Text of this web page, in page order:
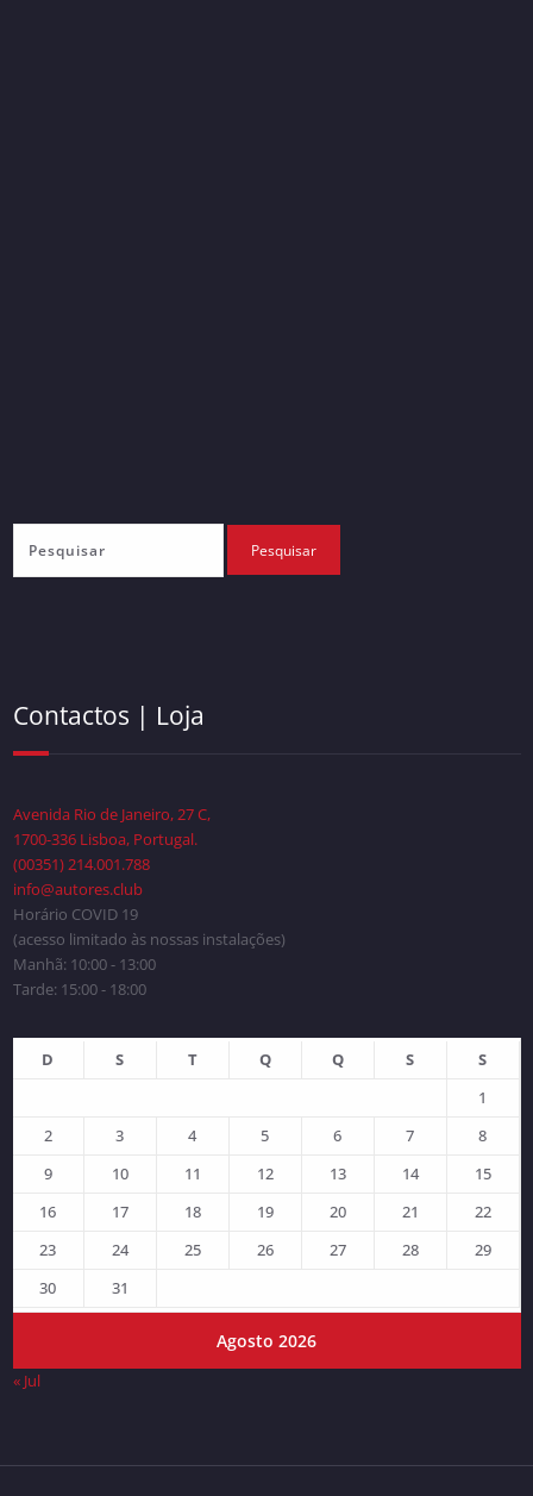
Contactos | Loja
Avenida Rio de Janeiro, 27 C,
1700-336 Lisboa, Portugal.
(00351) 214.001.788
info@autores.club
Horário COVID 19
(acesso limitado às nossas instalações)
Manhã: 10:00 - 13:00
Tarde: 15:00 - 18:00
Agosto 2026
D S T Q Q S
S
1
2
3 4 5 6 7
8
9
10 11 12 13 14
15
16
17 18 19 20 21
22
23
24 25 26 27 28
29
30
31
« Jul